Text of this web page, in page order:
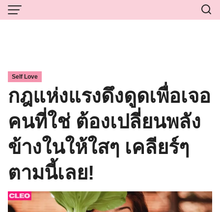
Skip
to
Self Love
กฎแห่งแรงดึงดูดเพื่อเจอ
คนที่ใช่ ต้องเปลี่ยนพลัง
ข้างในให้ใสๆ เคลียร์ๆ
ตามนี้เลย!